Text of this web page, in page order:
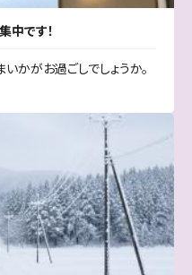
中です！
かがお過ごしでしょうか。